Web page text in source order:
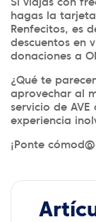
hagas la
Renfecitos, es
descuentos en
donaciones a
¿Qué te
aprovechar al
servicio de
experiencia
¡Ponte